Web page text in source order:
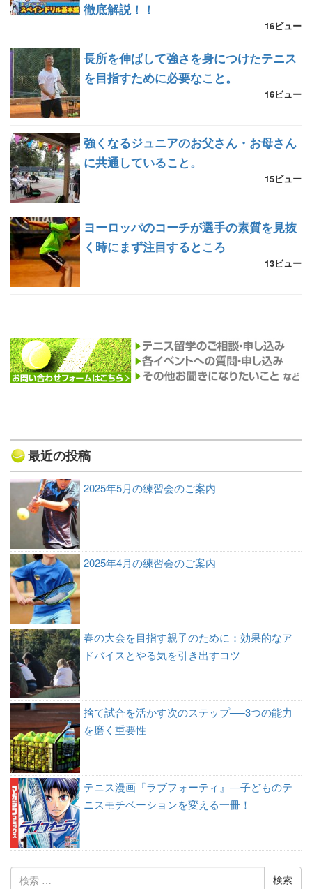
徹底解説！！
16ビュー
長所を伸ばして強さを身につけたテニス
を目指すために必要なこと。
16ビュー
強くなるジュニアのお父さん・お母さん
に共通していること。
15ビュー
ヨーロッパのコーチが選手の素質を見抜
く時にまず注目するところ
13ビュー
最近の投稿
2025年5月の練習会のご案内
2025年4月の練習会のご案内
春の大会を目指す親子のために：効果的なア
ドバイスとやる気を引き出すコツ
捨て試合を活かす次のステップ──3つの能力
を磨く重要性
テニス漫画『ラブフォーティ』—子どものテ
ニスモチベーションを変える一冊！
検